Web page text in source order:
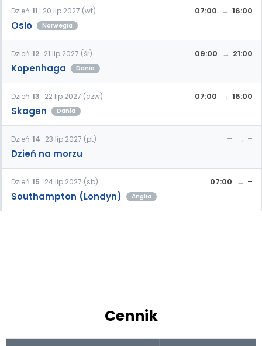
Dzień 11 20 lip 2027 (wt)
Oslo Norwegia
07:00 16:00
Dzień 12 21 lip 2027 (śr)
Kopenhaga Dania
09:00 21:00
Dzień 13 22 lip 2027 (czw)
Skagen Dania
07:00 16:00
Dzień 14 23 lip 2027 (pt)
Dzień na morzu
– –
Dzień 15 24 lip 2027 (sb)
Southampton (Londyn) Anglia
07:00 –
Cennik